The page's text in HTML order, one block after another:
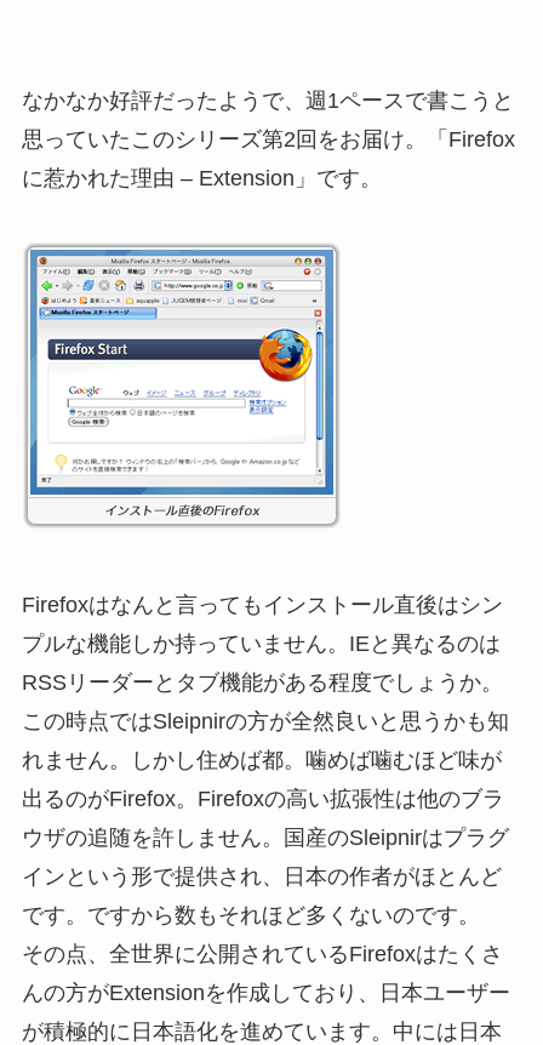
なかなか好評だったようで、週1ペースで書こうと
思っていたこのシリーズ第2回をお届け。「Firefox
に惹かれた理由 – Extension」です。
Firefoxはなんと言ってもインストール直後はシン
プルな機能しか持っていません。IEと異なるのは
RSSリーダーとタブ機能がある程度でしょうか。
この時点ではSleipnirの方が全然良いと思うかも知
れません。しかし住めば都。噛めば噛むほど味が
出るのがFirefox。Firefoxの高い拡張性は他のブラ
ウザの追随を許しません。国産のSleipnirはプラグ
インという形で提供され、日本の作者がほとんど
です。ですから数もそれほど多くないのです。
その点、全世界に公開されているFirefoxはたくさ
んの方がExtensionを作成しており、日本ユーザー
が積極的に日本語化を進めています。中には日本